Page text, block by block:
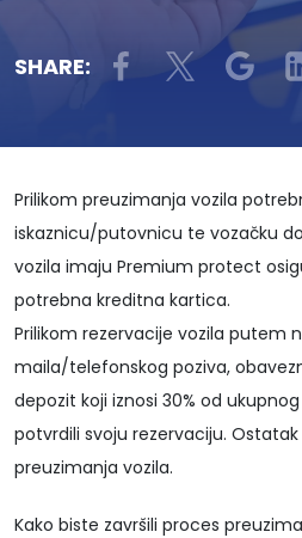
SHARE:
Prilikom preuzimanja vozila
iskaznicu/putovnicu te vozačku
vozila imaju Premium protect
potrebna kreditna kartica.
Prilikom rezervacije vozila putem
maila/telefonskog poziva,
depozit koji iznosi 30% od
potvrdili svoju rezervaciju.
preuzimanja vozila.
Kako biste završili proces